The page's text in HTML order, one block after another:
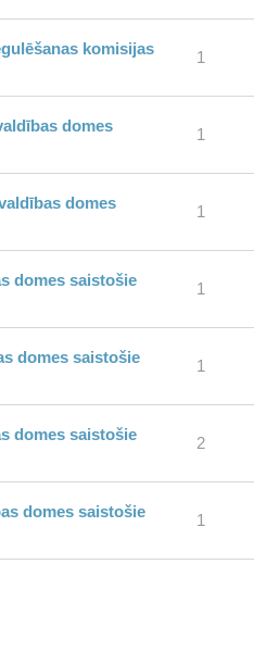
komisijas
1
domes
1
domes
1
domes saistošie
1
domes saistošie
1
domes saistošie
2
domes saistošie
1